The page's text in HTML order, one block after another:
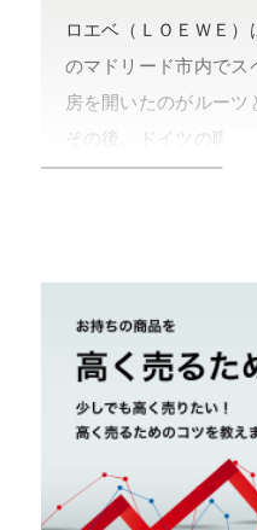
ロエベ（ＬＯＥＷＥ
のマドリード市内でス
房を開いたのがルーツ
その後、ドイツの職
ーグが加わり事業規
ソナ』や『ナッパア
している。 ＬＶＭＨ
やまご質店 ロエベの
茨城県 県央地区（水
町・小美玉市・笠間
町）